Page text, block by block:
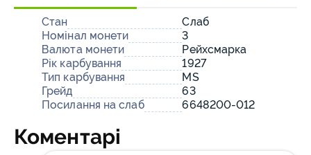
Стан
Слаб
Номінал монети
3
Валюта монети
Рейхсмарка
Рік карбування
1927
Тип карбування
MS
Грейд
63
Посилання на слаб
6648200-012
Коментарі